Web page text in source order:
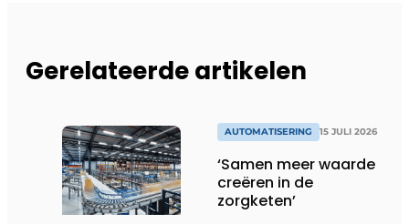
Gerelateerde artikelen
AUTOMATISERING 15 JULI 2026
‘Samen meer waarde
creëren in de
zorgketen’